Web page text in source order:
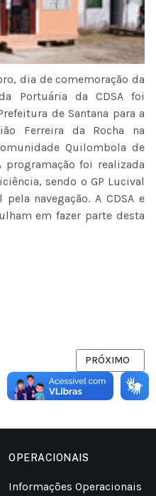
dia de comemoração da
Portuária da CDSA foi
de Santana para a
Ferreira da Rocha na
Quilombola de
programação foi realizada
sendo o GP Lucival
navegação. A CDSA e
em fazer parte desta
PRÓXIMO
PRÓXIMO
OPERACIONAIS
Informações Operacionais